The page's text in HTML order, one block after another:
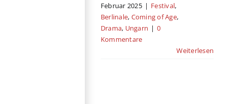
Februar 2025 | Festival,
Berlinale, Coming of Age,
Drama, Ungarn | 0
Kommentare
Weiterlesen